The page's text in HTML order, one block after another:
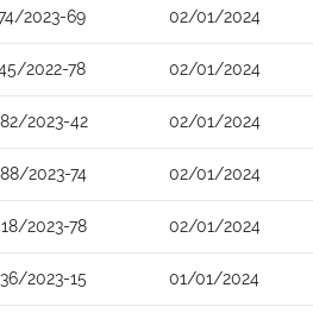
2023-69 02/01/2024
2022-78 02/01/2024
2023-42 02/01/2024
2023-74 02/01/2024
2023-78 02/01/2024
2023-15 01/01/2024